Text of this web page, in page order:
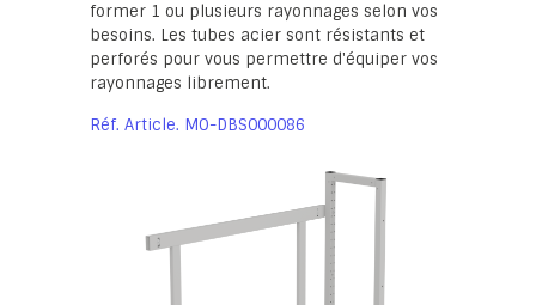
former 1 ou plusieurs rayonnages selon vos
besoins. Les tubes acier sont résistants et
perforés pour vous permettre d'équiper vos
rayonnages librement.
Réf. Article MO-DBS000086